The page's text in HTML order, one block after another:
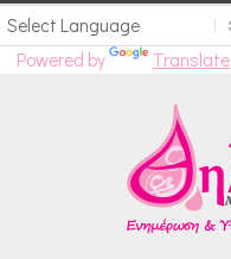
Powered by Translate